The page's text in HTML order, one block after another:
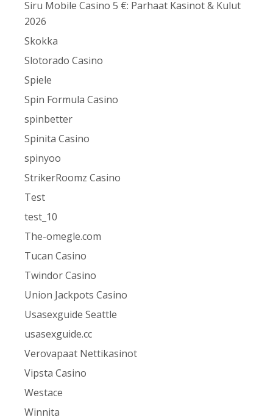
Siru Mobile Casino 5 €: Parhaat Kasinot & Kulut
2026
Skokka
Slotorado Casino
Spiele
Spin Formula Casino
spinbetter
Spinita Casino
spinyoo
StrikerRoomz Casino
Test
test_10
The-omegle.com
Tucan Casino
Twindor Casino
Union Jackpots Casino
Usasexguide Seattle
usasexguide.cc
Verovapaat Nettikasinot
Vipsta Casino
Westace
Winnita